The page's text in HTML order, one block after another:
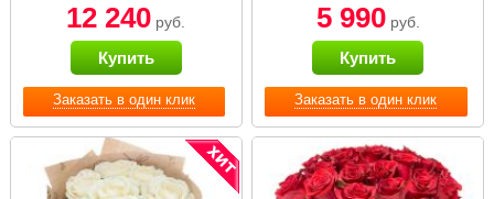
Заказать в один клик
12 240 руб.
Купить
Заказать в один клик
5 990руб.
Купить